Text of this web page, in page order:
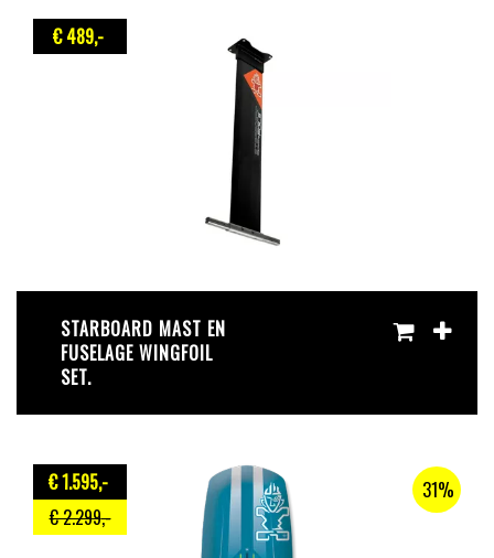
€ 489,-
STARBOARD MAST EN
FUSELAGE WINGFOIL
SET.
€ 1.595,-
€ 2.299,-
31%